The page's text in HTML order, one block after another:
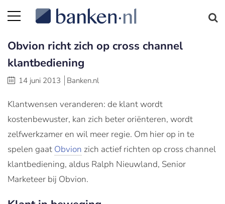
Obvion richt zich op cross channel
klantbediening
14 juni 2013 Banken.nl
Klantwensen veranderen: de klant wordt
kostenbewuster, kan zich beter oriënteren, wordt
zelfwerkzamer en wil meer regie. Om hier op in te
spelen gaat Obvion zich actief richten op cross channel
klantbediening, aldus Ralph Nieuwland, Senior
Marketeer bij Obvion.